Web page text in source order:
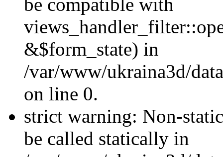
&$form_state) in
/var/www/ukraina3d/
on line 0.
strict warning: Non-
be called statically in